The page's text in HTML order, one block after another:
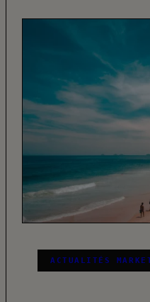
ACTUALITÉS